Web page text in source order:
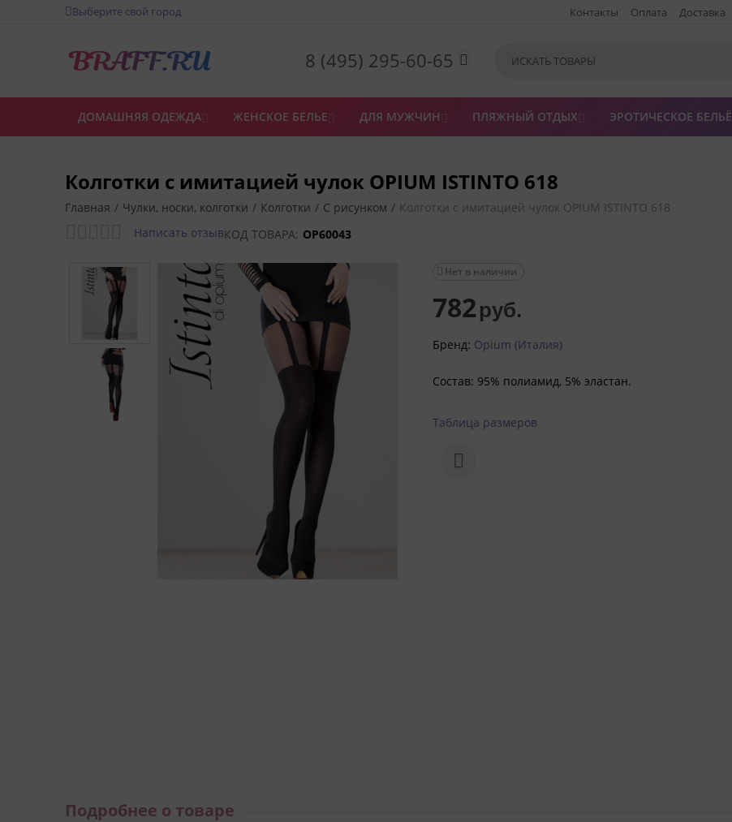
Выберите свой город Контакты Оплата Доставка
8 (495) 295-60-65 
ДОМАШНЯЯ ОДЕЖДА ЖЕНСКОЕ БЕЛЬЕ ДЛЯ МУЖЧИН ПЛЯЖНЫЙ ОТДЫХ ЭРОТИЧЕСКОЕ БЕЛЬЁ
Колготки с имитацией чулок OPIUM ISTINTO 618
Главная / Чулки, носки, колготки / Колготки / С рисунком / Колготки с имитацией чулок OPIUM ISTINTO 618
Написать отзывКОД ТОВАРА: OP60043
Нет в наличии
782 руб.
Бренд: Opium (Италия)
Состав: 95% полиамид, 5% эластан.
Таблица размеров
Подробнее о товаре